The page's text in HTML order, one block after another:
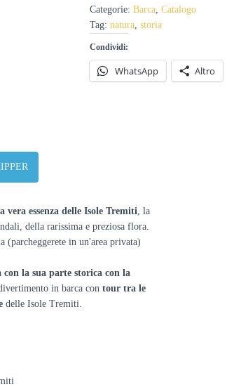
dal
Gargano
(imbarcazione
privata
+
guida)
Categorie: Barca, Catalogo
Tag: natura, storia
Condividi:
WhatsApp Altro
essenza delle Isole Tremiti, la
della rarissima e preziosa flora.
(parcheggerete in un'area privata)
la sua parte storica con la
in barca con tour tra le
delle Isole Tremiti.